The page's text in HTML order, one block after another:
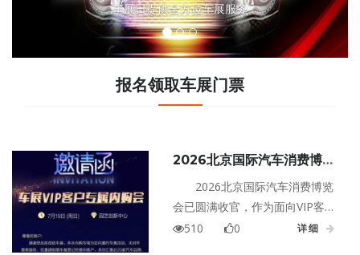
车展日提供全方位车展服务
报名领取车展门票
2026北京国际汽车消费博览
会收官：7月19日内购会接棒
2026北京国际汽车消费博览
会已圆满收官，作为面向VIP客户
的专属后续场次——7月19日车展
510 0 详细